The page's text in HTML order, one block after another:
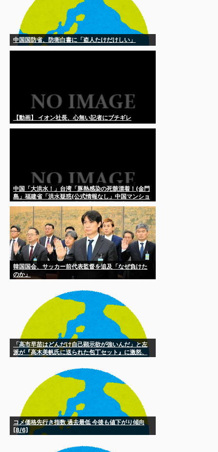
中国国防省、防衛白書に「盗人たけだけしい」
【動画】 イオン社長、心無い記者にブチギレ
中国「大洪水！」台湾「豚熱感染の死骸漂着！(金門
島」福建省「洪水疑惑(公式情報なし」中国マンショ
「大水害発生」→
韓国国会、サッカー前代表監督を追及「なぜ負けた
のか」
「高市早苗はどんだけ自己顕示欲が強いんだ」と左
派が『高木美帆氏に送られた包丁セット』に激怒、
コメ価格先行き指数 過去最低 今後も値下がり傾向
[8/6]